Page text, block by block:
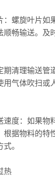
螺旋叶片如果
顺畅输送。及
清理输送管
用气体吹扫或
度：如果物
根据物料的特
。
热